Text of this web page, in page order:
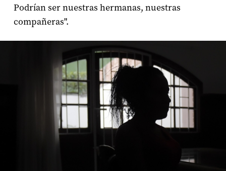
Podrían ser nuestras hermanas, nuestras
compañeras".